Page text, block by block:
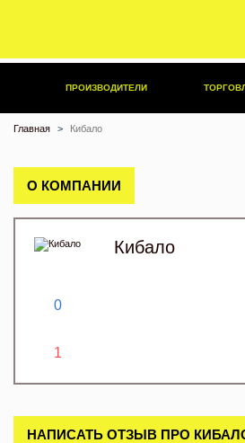
ПРОИЗВОДИТЕЛИ
Главная Кибало
О КОМПАНИИ
0
1
Кибало
НАПИСАТЬ ОТЗЫВ ПРО